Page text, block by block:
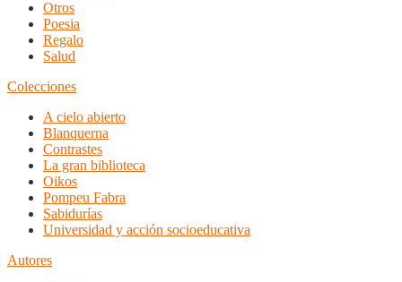
Otros
Poesia
Regalo
Salud
Colecciones
A cielo abierto
Blanquerna
Contrastes
La gran biblioteca
Oikos
Pompeu Fabra
Sabidurías
Universidad y acción socioeducativa
Autores